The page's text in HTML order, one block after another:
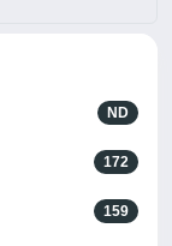
ND
172
159